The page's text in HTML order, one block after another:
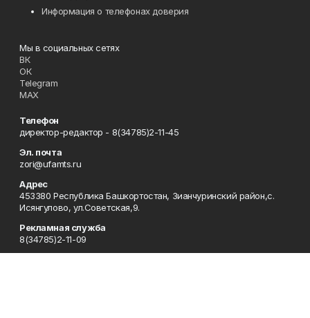
Информация о телефонах доверия
Мы в социальных сетях
ВК
ОК
Telegram
MAX
Телефон
директор-редактор - 8(34785)2-11-45
Эл. почта
zori@ufamts.ru
Адрес
453380 Республика Башкортостан, Зианчуринский район,с.
Исянгулово, ул.Советская,9.
Рекламная служба
8(34785)2-11-09